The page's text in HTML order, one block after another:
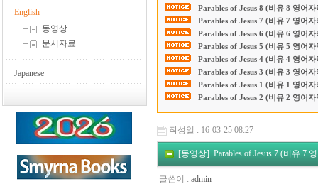
English
동영상
문서자료
Japanese
Parables of Jesus 8 (비유 8 영어자
Parables of Jesus 7 (비유 7 영어자
Parables of Jesus 6 (비유 6 영어자
Parables of Jesus 5 (비유 5 영어자
Parables of Jesus 4 (비유 4 영어자
Parables of Jesus 3 (비유 3 영어자
Parables of Jesus 1 (비유 1 영어자
Parables of Jesus 2 (비유 2 영어자
작성일 : 16-03-25 08:27
[동영상] Parables of Jesus 7 (비유 7
글쓴이 : admin